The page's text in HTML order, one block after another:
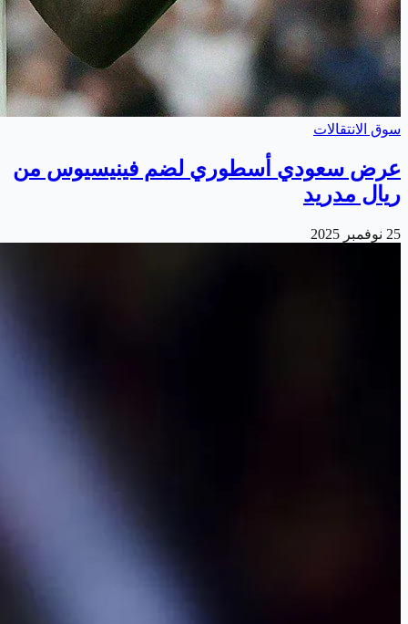
سوق الانتقالات
عرض سعودي أسطوري لضم فينيسيوس من
ريال مدريد
25 نوفمبر 2025